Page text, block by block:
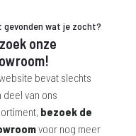
gevonden wat je zocht?
onze
bevat slechts
deel van ons
bezoek de
voor nog meer